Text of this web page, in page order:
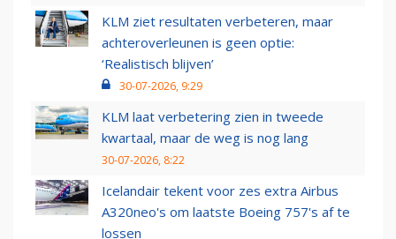
KLM ziet resultaten verbeteren, maar
achteroverleunen is geen optie:
‘Realistisch blijven’
30-07-2026, 9:29
KLM laat verbetering zien in tweede
kwartaal, maar de weg is nog lang
30-07-2026, 8:22
Icelandair tekent voor zes extra Airbus
A320neo's om laatste Boeing 757's af te
lossen